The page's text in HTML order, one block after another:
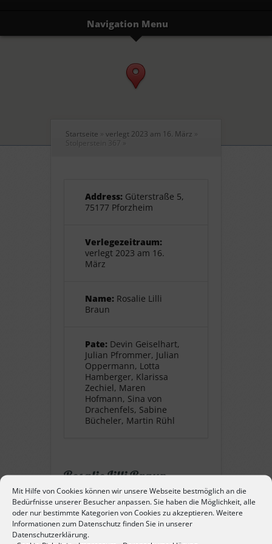
Mit Hilfe von Cookies können wir unsere Webseite bestmöglich an die
Bedürfnisse unserer Besucher anpassen. Sie haben die Möglichkeit, alle
oder nur bestimmte Kategorien von Cookies zu akzeptieren. Weitere
Informationen zum Datenschutz finden Sie in unserer
Datenschutzerklärung.
Navigation Menu
Startseite » verlegt 2023 am 16. März »
Stolperstein 367 »
Address: Güterstraße 5,
75177 Pforzheim
Verlegezeitraum:
verlegt 2023 am 16.
März
Name: Rosalie Lilli
Braun
Pate: Devin Geiselhart,
Julian Pfrommer, Julian
Oppermann, Lotta
Hamberger, Klarissa
Zechiel, Maren
Hofmann, Sina von
Drachenfels, Sabine
Bücheler, Martin Rühl
Rosalie Lilli Braun
geb. 1. Mai 1925 in Pforzheim,
Jüdin. Tochter von Philipp und
Martha Braun, Schwester von
Edgar. Sie besuchte die Hilda-